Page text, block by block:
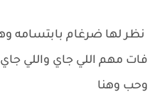
نظر لها ضرغام بابتسامه
فات مهم اللي جاي واللي
وحب وهنا